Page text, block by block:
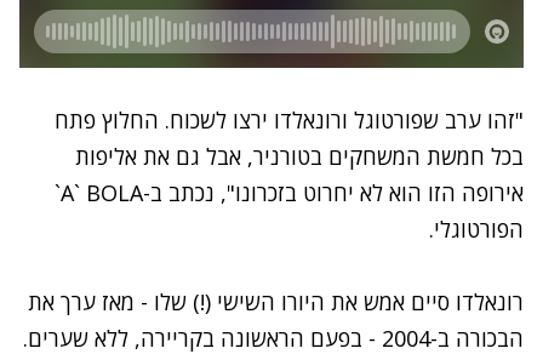
"זהו ערב שפורטוגל ורונאלדו ירצו לשכוח. החלוץ פתח
בכל חמשת המשחקים בטורניר, אבל גם את אליפות
אירופה הזו הוא לא יחרוט בזכרונו", נכתב ב-A` BOLA`
הפורטוגלי.
רונאלדו סיים אמש את היורו השישי (!) שלו - מאז ערך את
הבכורה ב-2004 - בפעם הראשונה בקריירה, ללא שערים.